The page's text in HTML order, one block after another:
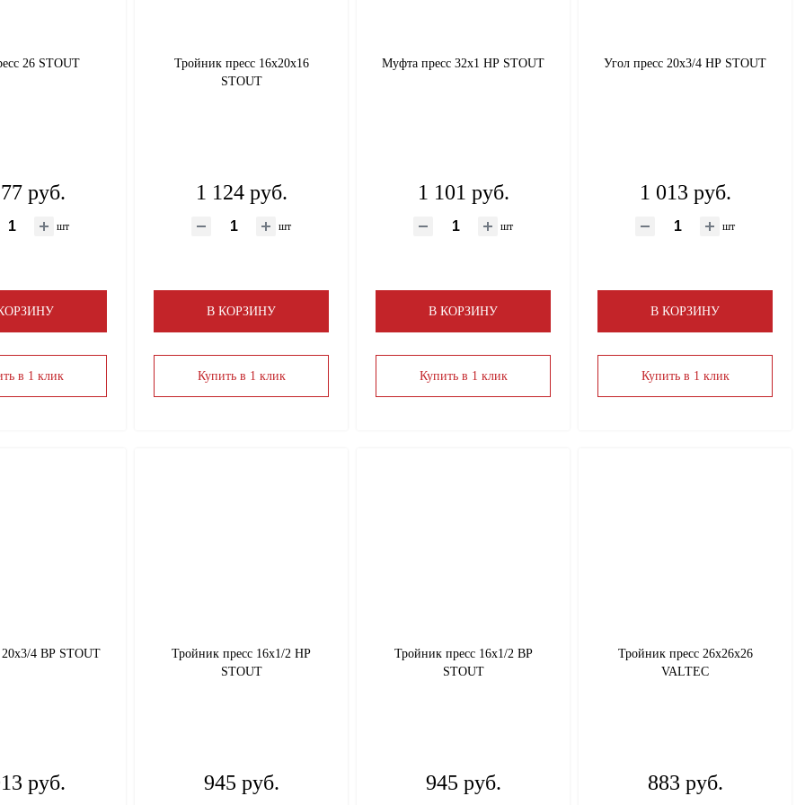
26 STOUT
руб.
шт
в 1 клик
Тройник пресс 16х20х16
STOUT
1 124 руб.
шт
В КОРЗИНУ
Купить в 1 клик
Муфта пресс 32х1 НР STOUT
1 101 руб.
шт
В КОРЗИНУ
Купить в 1 клик
Угол пресс 20х3/4 НР STOUT
1 013 руб.
шт
В КОРЗИНУ
Купить в 1 клик
20х3/4 ВР STOUT
руб.
Тройник пресс 16х1/2 НР
STOUT
945 руб.
Тройник пресс 16х1/2 ВР
STOUT
945 руб.
Тройник пресс 26х26х26
VALTEC
883 руб.